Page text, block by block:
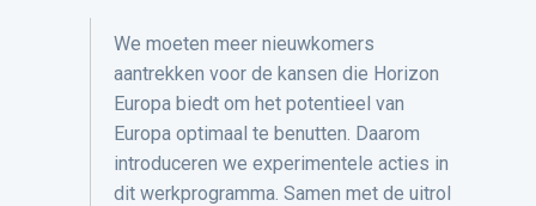
We moeten meer nieuwkomers
aantrekken voor de kansen die Horizon
Europa biedt om het potentieel van
Europa optimaal te benutten. Daarom
introduceren we experimentele acties in
dit werkprogramma. Samen met de uitrol